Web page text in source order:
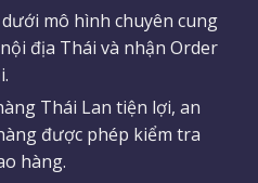
mô hình chuyên cung
địa Thái và nhận Order
Thái Lan tiện lợi, an
được phép kiểm tra
hàng.